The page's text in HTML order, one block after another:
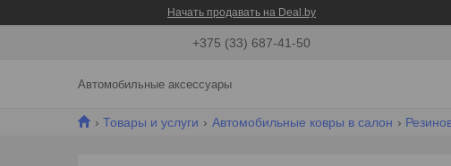
Начать продавать на Deal.by
+375 (33) 687-41-50
Автомобильные аксессуары
Товары и услуги Автомобильные ковры в салон